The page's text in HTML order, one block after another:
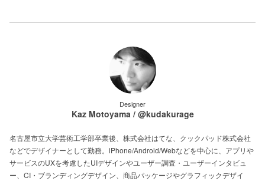
Designer
Kaz Motoyama / @kudakurage
名古屋市立大学芸術工学部卒業後、株式会社はてな、クックパッド株式会社
などでデザイナーとして勤務。iPhone/Android/Webなどを中心に、アプリや
サービスのUXを考慮したUIデザインやユーザー調査・ユーザーインタビュ
ー、CI・ブランディングデザイン、商品パッケージやグラフィックデザイ